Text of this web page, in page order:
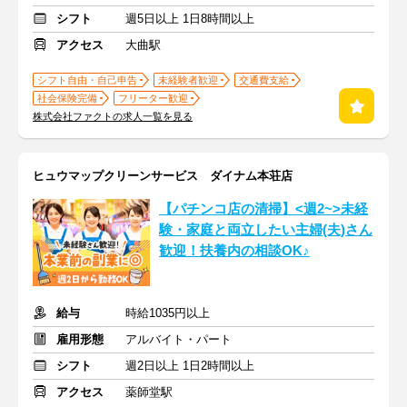
シフト
週5日以上 1日8時間以上
アクセス
大曲駅
シフト自由・自己申告 未経験者歓迎
交通費支給
社会保険完備
フリーター歓迎
株式会社ファクトの求人一覧を見る
ヒュウマップクリーンサービス ダイナム本荘店
【パチンコ店の清掃】<週2~>未経
験・家庭と両立したい主婦(夫)さん
歓迎！扶養内の相談OK♪
給与
時給1035円以上
雇用形態
アルバイト・パート
シフト
週2日以上 1日2時間以上
アクセス
薬師堂駅